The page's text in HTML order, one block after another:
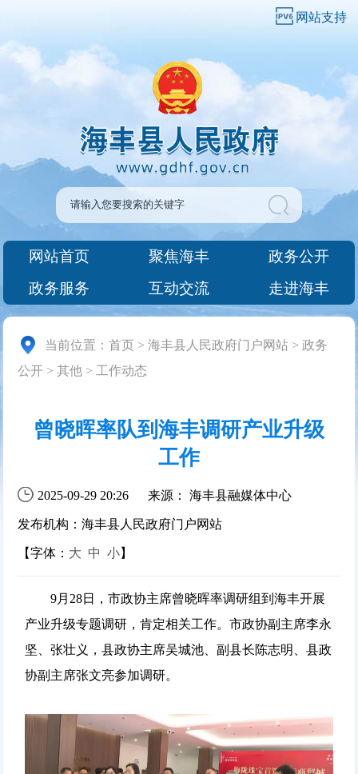
网站支持
网站首页 聚焦海丰
政务公开
政务服务
互动交流 走进海丰
当前位置：首页 >海丰县人民政府门户网站 >政务
公开 >其他 > 工作动态
曾晓晖率队到海丰调研产业升级
工作
2025-09-29 20:26 来源： 海丰县融媒体中心
发布机构：海丰县人民政府门户网站
【字体： 大 中 小】
9月28日，市政协主席曾晓晖率调研组到海丰开展
产业升级专题调研，肯定相关工作。市政协副主席李永
坚、张壮义，县政协主席吴城池、副县长陈志明、县政
协副主席张文亮参加调研。